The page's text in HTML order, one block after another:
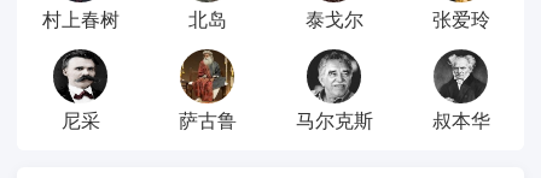
村上春树 北岛 泰戈尔 张爱玲
尼采 萨古鲁 马尔克斯 叔本华